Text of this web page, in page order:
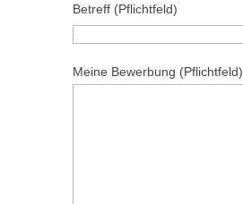
i
e
s
s
Betreff (Pflichtfeld)
Meine Bewerbung (Pflichtfeld)